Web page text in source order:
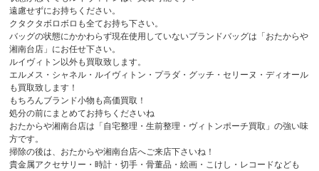
遠慮せずにお持ちください。
クタクタボロボロも全てお持ち下さい。
バッグの状態にかかわらず現在使用していないブランドバッグは「おたからや
湘南台店」にお任せ下さい。
ルイヴィトン以外も買取致します。
エルメス・シャネル・ルイヴィトン・プラダ・グッチ・セリーヌ・ディオール
も買取致します！
もちろんブランド小物も高価買取！
処分の前にまとめてお持ちくださいね
おたからや湘南台店は「自宅整理・生前整理・ヴィトンポーチ買取」の強い味
方です。
掃除の後は、おたからや湘南台店へご来店下さいね！
貴金属アクセサリー・時計・切手・骨董品・絵画・こけし・レコードなども